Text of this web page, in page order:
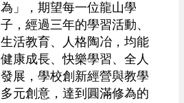
為」，期望每一位龍山學
子，經過三年的學習活動、
生活教育、人格陶冶，均能
健康成長、快樂學習、全人
發展，學校創新經營與教學
多元創意，達到圓滿修為的